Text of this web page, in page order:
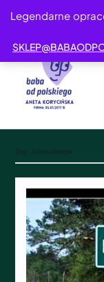
Legendarne